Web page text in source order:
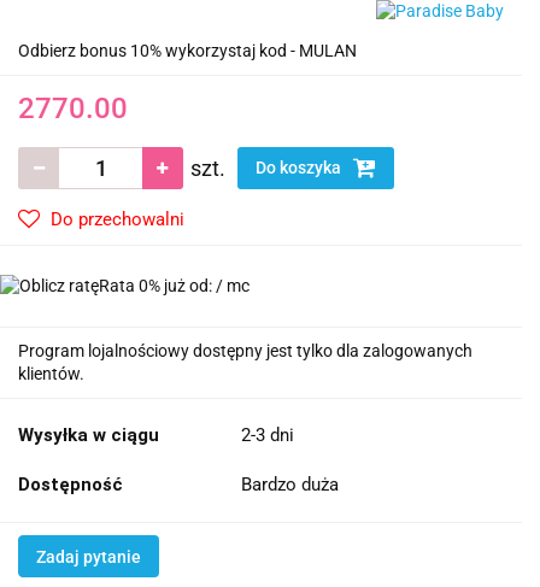
Odbierz bonus 10% wykorzystaj kod - MULAN
2770.00
szt. Do koszyka
Do przechowalni
Rata 0% już od: / mc
Program lojalnościowy dostępny jest tylko dla zalogowanych
klientów.
Wysyłka w ciągu 2-3 dni
Dostępność Bardzo duża
Zadaj pytanie